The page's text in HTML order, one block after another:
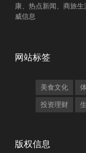
康、热点新闻、商旅
威信息
网站标签
美食文化
投资理财
版权信息